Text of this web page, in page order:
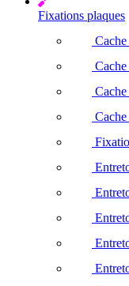
Fixations plaques